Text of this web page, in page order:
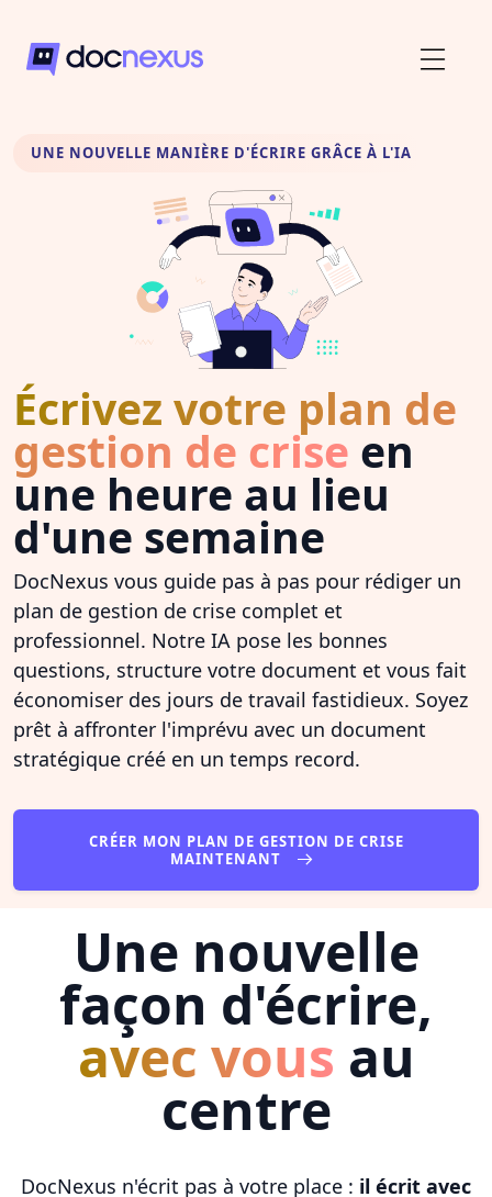
UNE NOUVELLE MANIÈRE D'ÉCRIRE GRÂCE À L'IA
Écrivez votre plan de
gestion de crise en
une heure au lieu
d'une semaine
DocNexus vous guide pas à pas pour rédiger un
plan de gestion de crise complet et
professionnel. Notre IA pose les bonnes
questions, structure votre document et vous fait
économiser des jours de travail fastidieux. Soyez
prêt à affronter l'imprévu avec un document
stratégique créé en un temps record.
CRÉER MON PLAN DE GESTION DE CRISE
MAINTENANT
Une nouvelle
façon d'écrire,
avec vous au
centre
DocNexus n'écrit pas à votre place : il écrit avec